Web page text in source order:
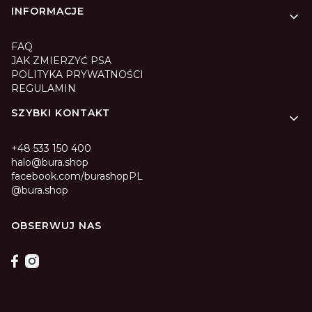
INFORMACJE
FAQ
JAK ZMIERZYĆ PSA
POLITYKA PRYWATNOŚCI
REGULAMIN
SZYBKI KONTAKT
+48 533 150 400
halo@bura.shop
facebook.com/burashopPL
@bura.shop
OBSERWUJ NAS